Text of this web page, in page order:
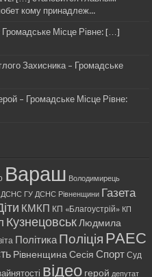
кому принадлеж...
Місце Рівне: […]
Захисника – Громадське
– Громадське Місце Рівне:
Вараш Володимирець
ДСНС ГУ ДСНС Рівненщини Газета
КМКП КП «Благоустрій» КП
Кузнецовськ Людмила
ПолітикаПоліція РАЕС
Рівненщина Сесія Спорт Суд
відео герой депутат